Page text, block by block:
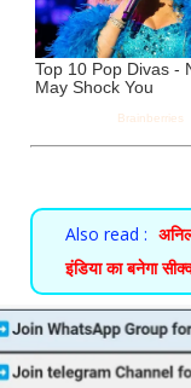
Also read :
इंडिया का बनेगा